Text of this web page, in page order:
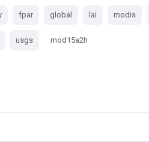
fpar global lai modis
usgs mod15a2h